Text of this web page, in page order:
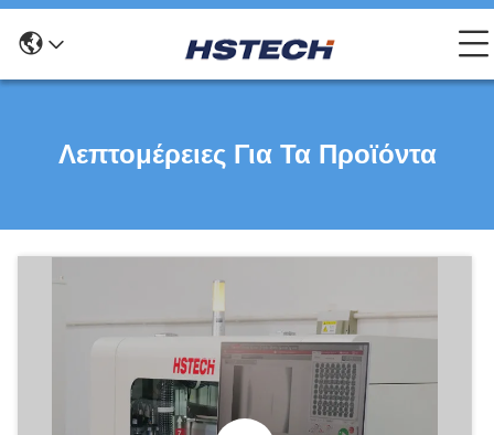
Λεπτομέρειες Για Τα Προϊόντα